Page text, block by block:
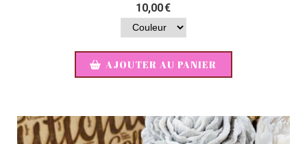
10,00€
AJOUTER AU PANIER